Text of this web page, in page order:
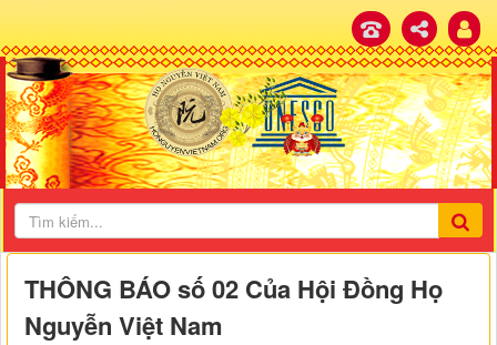
THÔNG BÁO số 02 Của Hội Đồng Họ
Nguyễn Việt Nam